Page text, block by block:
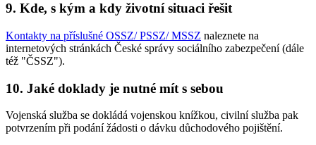
9. Kde, s kým a kdy životní situaci řešit
Kontakty na příslušné OSSZ/ PSSZ/ MSSZ naleznete na
internetových stránkách České správy sociálního zabezpečení (dále
též "ČSSZ").
10. Jaké doklady je nutné mít s sebou
Vojenská služba se dokládá vojenskou knížkou, civilní služba pak
potvrzením při podání žádosti o dávku důchodového pojištění.